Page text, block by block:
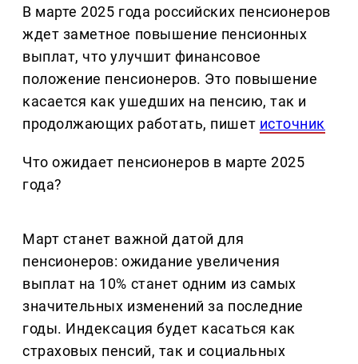
В марте 2025 года российских пенсионеров
ждет заметное повышение пенсионных
выплат, что улучшит финансовое
положение пенсионеров. Это повышение
касается как ушедших на пенсию, так и
продолжающих работать, пишет источник
Что ожидает пенсионеров в марте 2025
года?
Март станет важной датой для
пенсионеров: ожидание увеличения
выплат на 10% станет одним из самых
значительных изменений за последние
годы. Индексация будет касаться как
страховых пенсий, так и социальных